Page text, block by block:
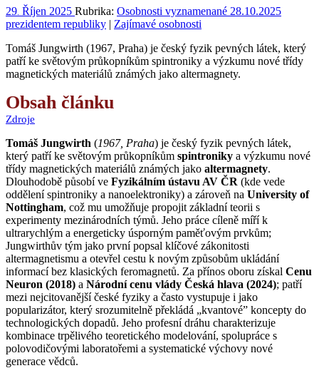
29. Říjen 2025 Rubrika: Osobnosti vyznamenané 28.10.2025
prezidentem republiky | Zajímavé osobnosti
Tomáš Jungwirth (1967, Praha) je český fyzik pevných látek, který
patří ke světovým průkopníkům spintroniky a výzkumu nové třídy
magnetických materiálů známých jako altermagnety.
Obsah článku
Zdroje
Tomáš Jungwirth (1967, Praha) je český fyzik pevných látek,
který patří ke světovým průkopníkům spintroniky a výzkumu nové
třídy magnetických materiálů známých jako altermagnety.
Dlouhodobě působí ve Fyzikálním ústavu AV ČR (kde vede
oddělení spintroniky a nanoelektroniky) a zároveň na University of
Nottingham, což mu umožňuje propojit základní teorii s
experimenty mezinárodních týmů. Jeho práce cíleně míří k
ultrarychlým a energeticky úsporným paměťovým prvkům;
Jungwirthův tým jako první popsal klíčové zákonitosti
altermagnetismu a otevřel cestu k novým způsobům ukládání
informací bez klasických feromagnetů. Za přínos oboru získal Cenu
Neuron (2018) a Národní cenu vlády Česká hlava (2024); patří
mezi nejcitovanější české fyziky a často vystupuje i jako
popularizátor, který srozumitelně překládá „kvantové” koncepty do
technologických dopadů. Jeho profesní dráhu charakterizuje
kombinace trpělivého teoretického modelování, spolupráce s
polovodičovými laboratořemi a systematické výchovy nové
generace vědců.